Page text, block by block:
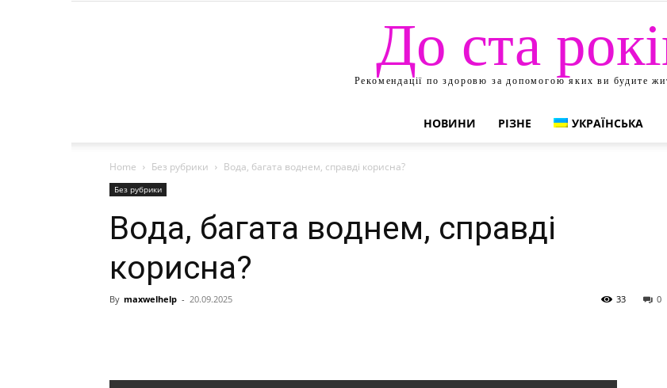
До ста
Рекомендації по здоровю за допомогою яких ви будите
НОВИНИ РІЗНЕ УКРАЇНСЬКА
Home Без рубрики Вода, багата воднем, справді корисна?
Без рубрики
Вода, багата воднем, справді
корисна?
By maxwelhelp - 20.09.2025 0
33